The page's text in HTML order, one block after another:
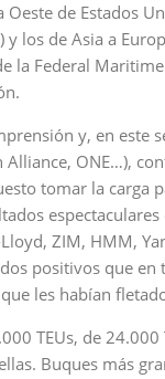
Oeste de Estados
y los de Asia a
la Federal
y, en este
Alliance, ONE…),
tomar la carga
ZIM, HMM,
positivos que en
les habían
TEUs, de
Buques más